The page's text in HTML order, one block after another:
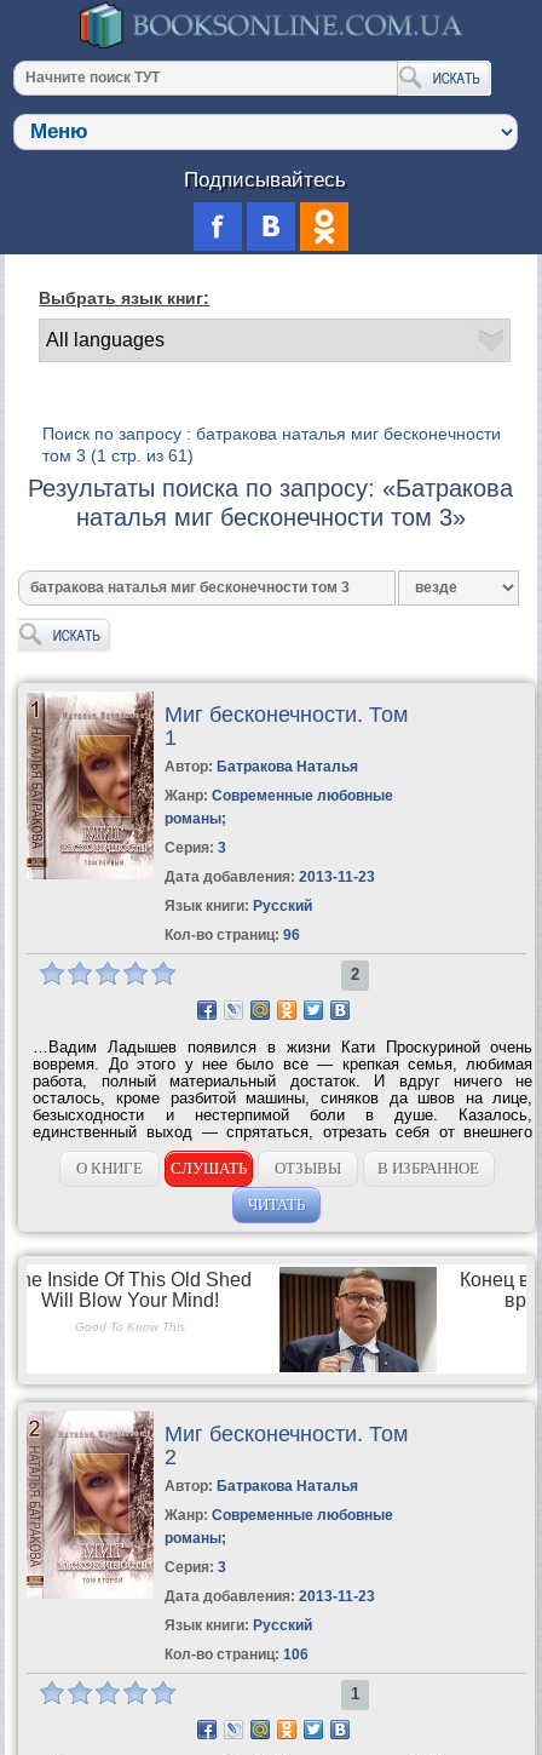
Подписывайтесь
Выбрать язык книг:
Поиск по запросу : батракова наталья миг бесконечности
том 3 (1 стр. из 61)
Результаты поиска по запросу: «Батракова
наталья миг бесконечности том 3»
Миг бесконечности. Том
1
Автор: Батракова Наталья
Жанр: Современные любовные
романы;
Серия: 3
Дата добавления: 2013-11-23
Язык книги: Русский
Кол-во страниц: 96
2
…Вадим Ладышев появился в жизни Кати Проскуриной очень
вовремя. До этого у нее было все — крепкая семья, любимая
работа, полный материальный достаток. И вдруг ничего не
осталось, кроме разбитой машины, синяков да швов на лице,
безысходности и нестерпимой боли в душе. Казалось,
единственный выход — спрятаться, отрезать себя от внешнего
мира. Но Вадиму удается убедить Катю в обратном, вернуть к
счастливой жизни и заставить снова...
О КНИГЕ СЛУШАТЬ ОТЗЫВЫ
В ИЗБРАННОЕ
ЧИТАТЬ
Миг бесконечности. Том
2
Автор: Батракова Наталья
Жанр: Современные любовные
романы;
Серия: 3
Дата добавления: 2013-11-23
Язык книги: Русский
Кол-во страниц: 106
1